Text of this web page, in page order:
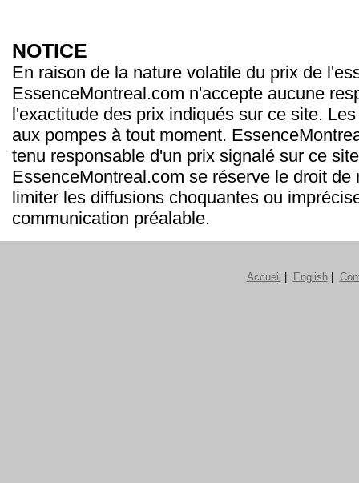
NOTICE
En raison de la nature volatile du prix de
EssenceMontreal.com n'accepte aucune
l'exactitude des prix indiqués sur ce site.
aux pompes à tout moment.
tenu responsable d'un prix signalé sur ce
EssenceMontreal.com se réserve le droit de
limiter les diffusions choquantes ou
communication préalable.
Accueil English|